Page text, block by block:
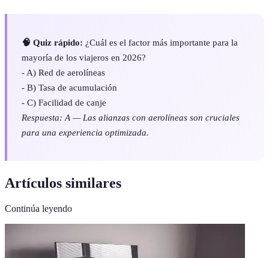
🧠 Quiz rápido: ¿Cuál es el factor más importante para la
mayoría de los viajeros en 2026?
- A) Red de aerolíneas
- B) Tasa de acumulación
- C) Facilidad de canje
Respuesta: A — Las alianzas con aerolíneas son cruciales
para una experiencia optimizada.
Artículos similares
Continúa leyendo